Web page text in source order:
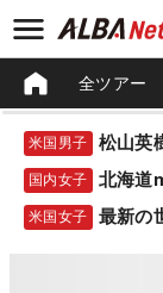
全ツアー
米国男子 松山英
国内女子 北海道
米国女子 最新の